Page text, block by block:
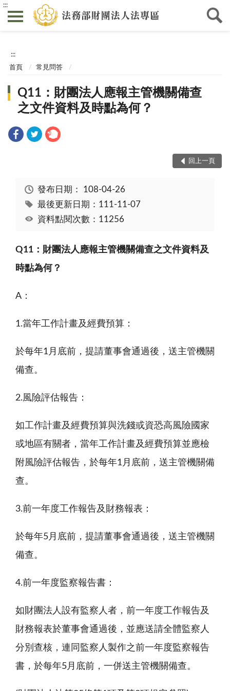
:::
:::
首頁 常見問答
Q11：財團法人應報主管機關備查
之文件資料及時點為何？
回上一頁
發布日期： 108-04-26
最後更新日期：111-11-07
資料點閱次數：11256
Q11 ：財團法人應報主管機關備查之文件資料及
時點為何？
A：
1.當年工作計畫及經費預算：
於每年1月底前，提請董事會通過後，送主管機關
備查。
2.風險評估報告：
如工作計畫及經費預算與洗錢或資恐高風險國家
或地區有關者，當年工作計畫及經費預算並應檢
附風險評估報告，於每年1月底前，送主管機關備
查。
3.前一年度工作報告及財務報表：
於每年5月底前，提請董事會通過後，送主管機關
備查。
4.前一年度監察報告書：
如財團法人設有監察人者，前一年度工作報告及
財務報表於董事會通過後，並應送請全體監察人
分別查核，連同監察人製作之前一年度監察報告
書，於每年5月底前，一併送主管機關備查。